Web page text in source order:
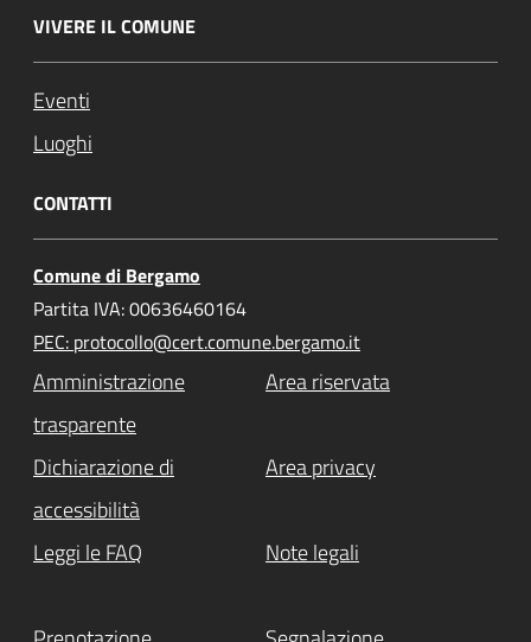
VIVERE IL COMUNE
Eventi
Luoghi
CONTATTI
Comune di Bergamo
Partita IVA: 00636460164
PEC: protocollo@cert.comune.bergamo.it
Amministrazione
trasparente
Area riservata
Dichiarazione di
accessibilità
Area privacy
Leggi le FAQ Note legali